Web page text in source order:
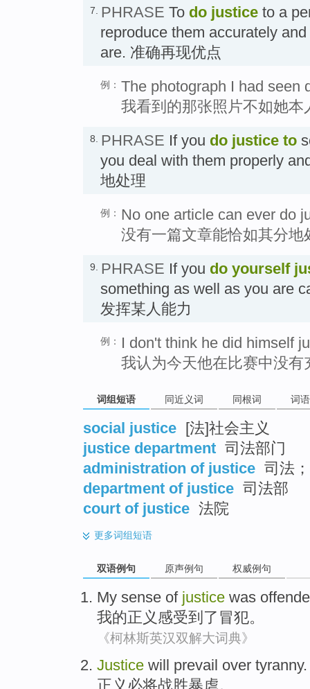
7. PHRASE To do justice to a
reproduce them accurately
are. 准确再现优点
例： The photograph I had seen
我看到的那张照片不如她本
8. PHRASE If you do justice to
you deal with them properly
地处理
例： No one article can ever do
没有一篇文章能恰如其分地
9. PHRASE If you do yourself
something as well as you are
发挥某人能力
例：
I don't think he did himself
我认为今天他在比赛中没
词组短语 同近义词 同根词 词
social justice
[法]社会主义
justice department 司法部门
administration of justice 司法
department of justice 司法部
court of justice 法院
更多词组短语
双语例句 原声例句 权威例句
My sense of justice was
我的正义 感受到了 冒犯。
《柯林斯英汉双解大词典》
Justice will prevail over tyranny.
正义 必将战胜暴虐。